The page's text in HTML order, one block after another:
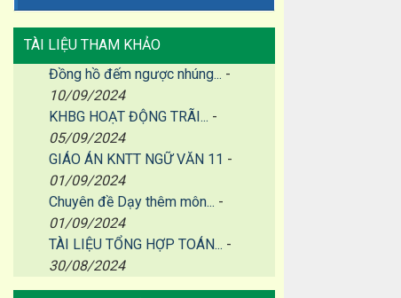
TÀI LIỆU THAM KHẢO
Đồng hồ đếm ngược nhúng... -
10/09/2024
KHBG HOẠT ĐỘNG TRÃI... -
05/09/2024
GIÁO ÁN KNTT NGỮ VĂN 11 -
01/09/2024
Chuyên đề Dạy thêm môn... -
01/09/2024
TÀI LIỆU TỔNG HỢP TOÁN... -
30/08/2024